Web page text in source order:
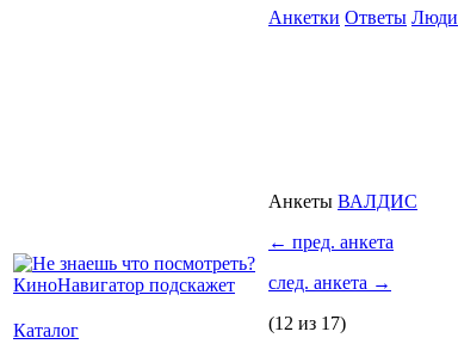
Каталог
Анкетки Ответы Люди
Анкеты ВАЛДИС
← пред. анкета
след. анкета →
(12 из 17)